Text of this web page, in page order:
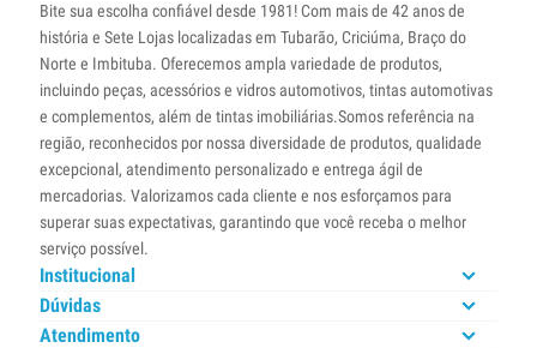
Bite sua escolha confiável desde 1981! Com mais de 42 anos de
história e Sete Lojas localizadas em Tubarão, Criciúma, Braço do
Norte e Imbituba. Oferecemos ampla variedade de produtos,
incluindo peças, acessórios e vidros automotivos, tintas automotivas
e complementos, além de tintas imobiliárias.Somos referência na
região, reconhecidos por nossa diversidade de produtos, qualidade
excepcional, atendimento personalizado e entrega ágil de
mercadorias. Valorizamos cada cliente e nos esforçamos para
superar suas expectativas, garantindo que você receba o melhor
serviço possível.
Institucional
Dúvidas
Atendimento